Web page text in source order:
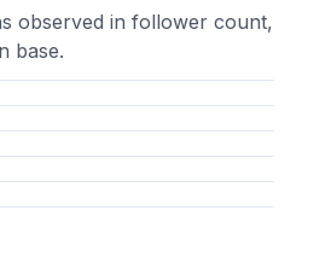
observed in follower count,
base.